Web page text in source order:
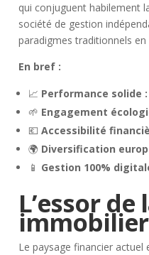
qui conjuguent habilement
société de gestion
paradigmes traditionnels
En bref :
📈 Performance solide :
🌱 Engagement
💶Accessibilité
🌍 Diversification
📱 Gestion 100%
L’essor
Le paysage financier